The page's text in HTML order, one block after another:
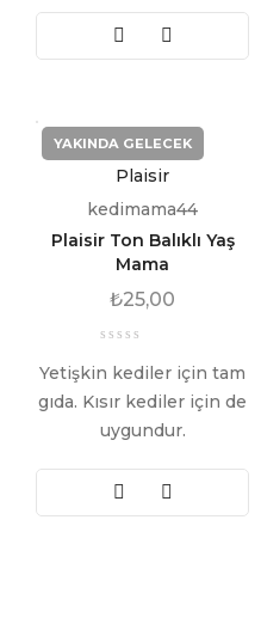
YAKINDA GELECEK
Plaisir
kedimama44
Plaisir Ton Balıklı Yaş
Mama
₺25,00
Yetişkin kediler için tam
gıda. Kısır kediler için de
uygundur.